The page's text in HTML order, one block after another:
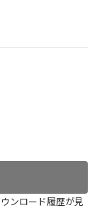
ロード履歴が見